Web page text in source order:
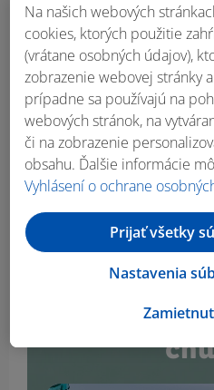
Vstúp do
sveta
Na našich webových
cookies, ktorých použitie
(vrátane osobných údajov),
zobrazenie webovej stránky
prípadne sa používajú na
webových stránok, na
či na zobrazenie
obsahu. Ďalšie informácie
Vyhlásení o ochrane
Nastavenia
Prijať všetky